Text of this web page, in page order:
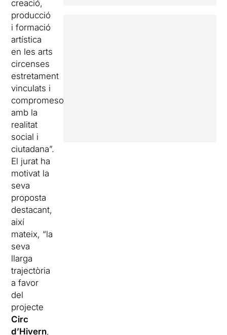
creació,
producció
i formació
artística
en les arts
circenses
estretament
vinculats i
compromesos
amb la
realitat
social i
ciutadana”.
El jurat ha
motivat la
seva
proposta
destacant,
així
mateix, “la
seva
llarga
trajectòria
a favor
del
projecte
Circ
d’Hivern,